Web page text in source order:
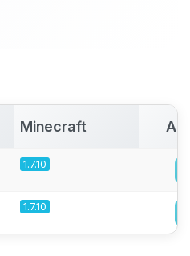
Minecraft
1.7.10
1.7.10